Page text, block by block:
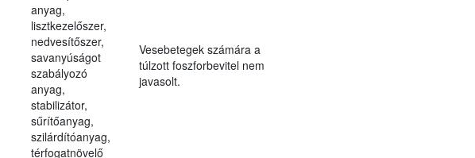
anyag,
lisztkezelőszer,
nedvesítőszer,
savanyúságot
szabályozó
anyag,
stabilizátor,
sűrítőanyag,
szilárdítóanyag,
térfogatnövelő
Vesebetegek számára a
túlzott foszforbevitel nem
javasolt.